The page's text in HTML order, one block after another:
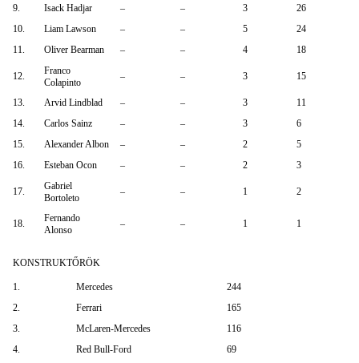
9.
Isack Hadjar – – 3
26
10.
Liam Lawson – – 5
24
11.
Oliver Bearman – – 4 18
12.
Franco
Colapinto
– – 3 15
13. Arvid Lindblad – – 3
11
14.
Carlos Sainz – – 3
6
15.
Alexander Albon – – 2
5
16.
Esteban Ocon – – 2 3
17.
Gabriel
Bortoleto
– – 1 2
18.
Fernando
Alonso
– – 1 1
KONSTRUKTŐRÖK
1. Mercedes
244
2.
Ferrari
165
3.
McLaren-Mercedes
116
4.
Red Bull-Ford
69